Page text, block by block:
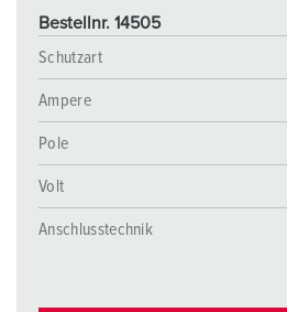
Bestellnr. 14505
Schutzart
Ampere
Pole
Volt
Anschlusstechnik